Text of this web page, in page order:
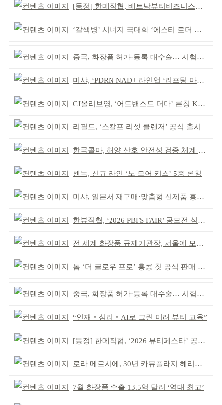
[동정] 한메직협, 베트남뷰티비즈니스협회와 MOU
‘갈색병’ 시너지 극대화 ‘에스티 로더 스킨부스터’ 출시
중국, 화장품 허가·등록 대수술… 시험자료 공용 허용
미샤, ‘PDRN NAD+ 라인업 ‘리프팅 마스크’ 출시
CJ올리브영, ‘어드밴스드 더마’ 론칭 K더마 육성 박차
리필드, ‘스칼프 리셋 클렌저’ 공식 출시
한국콜마, 해양 산호 안전성 검증 체계 구축
센녹, 신규 라인 ‘노 모어 키스’ 5종 론칭
미샤, 일본서 재구매·맞춤형 신제품 흥행 ‘쌍끌이’
한뷰직협, ‘2026 PBFS FAIR’ 공모전 심사 성료
전 세계 화장품 규제기관장, 서울에 모인다
톰 ‘더 글로우 프로’ 홍콩 첫 공식 판매 완판
중국, 화장품 허가·등록 대수술… 시험자료 공용 허용
“인재‧심리‧AI로 그린 미래 뷰티 교육”
[동정] 한메직협, ‘2026 뷰티페스타’ 공동 주최
로라 메르시에, 30년 카뮤플라지 헤리티지 담아
7월 화장품 수출 13.5억 달러 ‘역대 최고’